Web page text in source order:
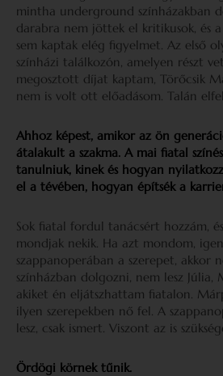
mintha underground színházakban
darabra nem jöttek el kritikusok, és
sem kaptak elég figyelmet. Az első
színházi találkozón, amelyen részt
megosztott díjat kaptam, Törőcsik
nem is volt ott előadásom. Talán
Ahhoz képest, amikor az ön
átalakult a szakma. A mai fiatal
tanulniuk, kinek és hogyan
el a tévében, hogyan építsék a
Sok fiatal fordul tanácsért hozzám,
mondjak nekik. Ha azt mondom,
szappanoperában a szerepet, akkor
színházban dolgozni, nem lesz Júlia,
akiket én eljátszhattam fiatalon.
ilyen szerepekben nő fel. A
lesz, csak ismert. Viszont az is
Ördögi körnek tűnik.